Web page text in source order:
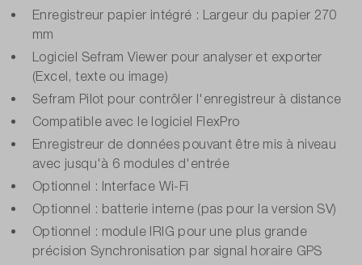
Enregistreur papier intégré : Largeur du papier 270
mm
Logiciel Sefram Viewer pour analyser et exporter
(Excel, texte ou image)
Sefram Pilot pour contrôler l'enregistreur à distance
Compatible avec le logiciel FlexPro
Enregistreur de données pouvant être mis à niveau
avec jusqu'à 6 modules d'entrée
Optionnel : Interface Wi-Fi
Optionnel : batterie interne (pas pour la version SV)
Optionnel : module IRIG pour une plus grande
précision Synchronisation par signal horaire GPS